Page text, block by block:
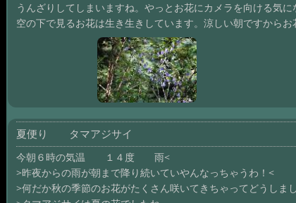
うんざりしてしまいますね。やっとお花にカメラを向ける気
空の下で見るお花は生き生きしています。涼しい朝ですからお
夏便り タマアジサイ
今朝６時の気温 １４度 雨<
>昨夜からの雨が朝まで降り続いていやんなっちゃうわ！<
>何だか秋の季節のお花がたくさん咲いてきちゃってどうしま